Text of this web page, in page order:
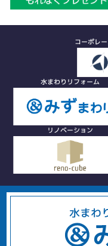
コーポレ
水まわりリフォーム
リノベーション
水まわ